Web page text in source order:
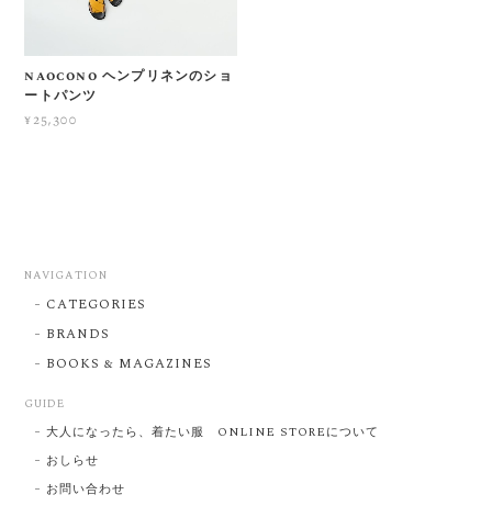
naocono ヘンプリネンのショ
ートパンツ
¥25,300
NAVIGATION
CATEGORIES
BRANDS
BOOKS & MAGAZINES
GUIDE
大人になったら、着たい服 ONLINE STOREについて
おしらせ
お問い合わせ